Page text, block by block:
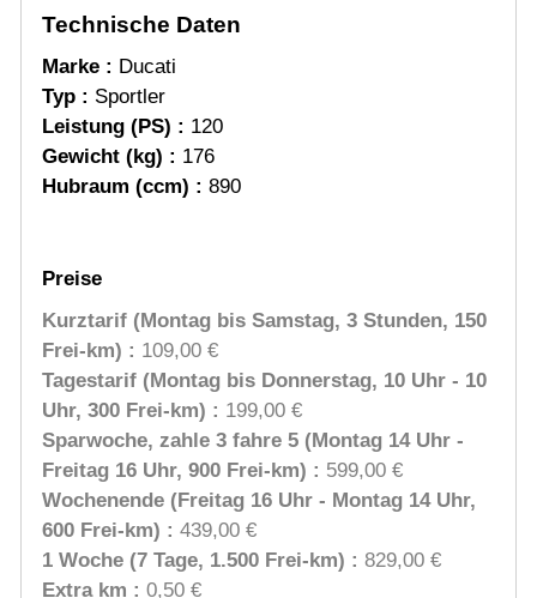
Technische Daten
Marke : Ducati
Typ : Sportler
Leistung (PS) : 120
Gewicht (kg) : 176
Hubraum (ccm) : 890
Preise
Kurztarif (Montag bis Samstag, 3 Stunden, 150
Frei-km) : 109,00 €
Tagestarif (Montag bis Donnerstag, 10 Uhr - 10
Uhr, 300 Frei-km) : 199,00 €
Sparwoche, zahle 3 fahre 5 (Montag 14 Uhr -
Freitag 16 Uhr, 900 Frei-km) : 599,00 €
Wochenende (Freitag 16 Uhr - Montag 14 Uhr,
600 Frei-km) : 439,00 €
1 Woche (7 Tage, 1.500 Frei-km) : 829,00 €
Extra km : 0,50 €